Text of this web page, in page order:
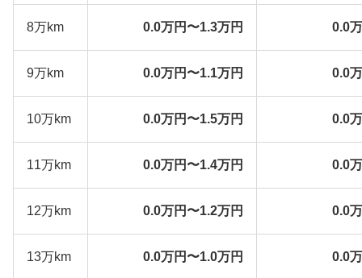
8万km 0.0万円〜1.3万円 0.0
9万km 0.0万円〜1.1万円 0.0
10万km 0.0万円〜1.5万円 0.0
11万km 0.0万円〜1.4万円 0.0
12万km 0.0万円〜1.2万円 0.0
13万km 0.0万円〜1.0万円 0.0